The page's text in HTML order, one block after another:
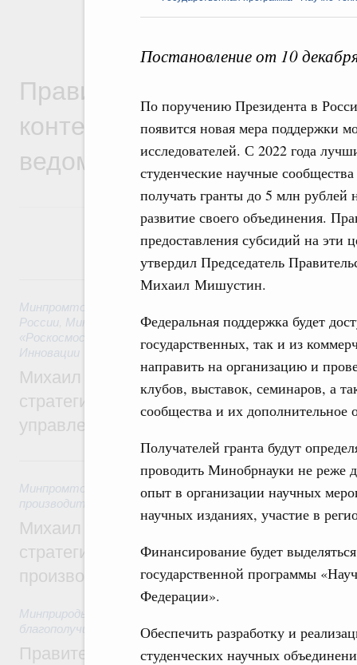
Постановление от 10
По поручению Президента в
появится новая мера поддержки
исследователей. С 2022 года
студенческие научные
получать гранты до 5 млн рублей
развитие своего объединения.
предоставления субсидий на эти
утвердил Председатель
Михаил Мишустин.
Федеральная поддержка будет
государственных, так и из
направить на организацию и
клубов, выставок, семинаров, а
сообщества и их дополнительное
Получателей гранта будут
проводить Минобрнауки не реже
опыт в организации научных
научных изданиях, участие в
Финансирование будет
государственной программы
Федерации».
Обеспечить разработку и
студенческих научных
Правительственная
контексте работы
ведомств
6 августа, четверг
Минпромторг России
России Минсельхоз России,Минэнерго России, Минтранс
«Роскосмос»
Инновации
Михаил Мишустин дал поручения по
стратегической сессии о
управления научно-технологическим
5 августа, среда
Минпромторг России ,Минэкономразвития России,5
производительности труда и поддержки занятости
Михаил Мишустин дал поручения по
стратегической сессии, посвящённой
производительности труда
Минприроды России
благополучие»
Правительство увеличило объём